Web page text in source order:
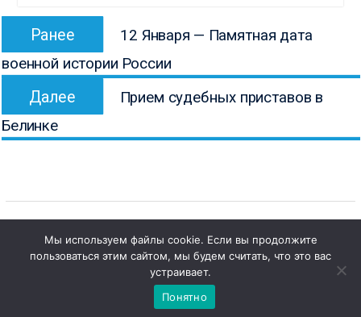
Навигация
записям
Ранее
запись:
12 Января — Памятная дата
военной истории России
Далее
запись:
Прием судебных приставов в
Белинке
Copyright © Все права защищены.
КОНБ им. В.Г. Белинского
Мы используем файлы cookie. Если вы продолжите
пользоваться этим сайтом, мы будем считать, что это вас
устраивает.
Понятно
1
Чат с
администратором